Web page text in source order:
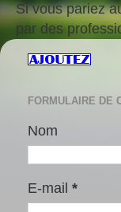
Si vous pariez
par des
FORMULAIRE DE
Nom
E-mail *